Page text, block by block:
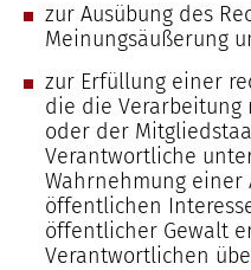
zur Ausübung des
Meinungsäußerung
zur Erfüllung einer
die die Verarbeitung
oder der
Verantwortliche
Wahrnehmung einer
öffentlichen
öffentlicher Gewalt
Verantwortlichen